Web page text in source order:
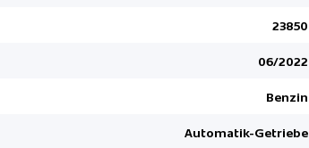
23850
06/2022
Benzin
Automatik-Getriebe